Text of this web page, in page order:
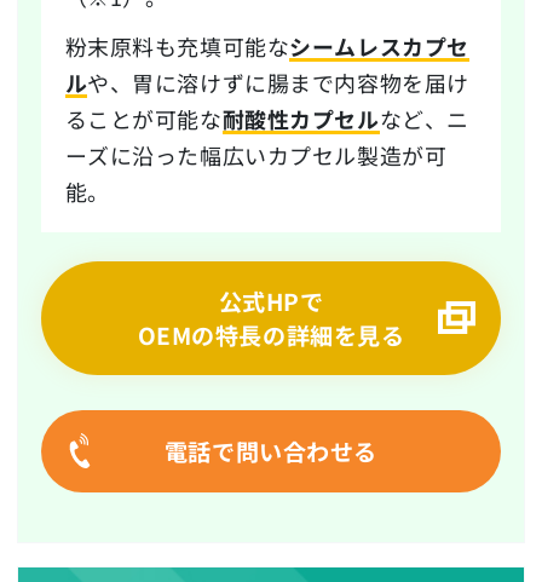
粉末原料も充填可能なシームレスカプセ
ルや、胃に溶けずに腸まで内容物を届け
ることが可能な耐酸性カプセルなど、ニ
ーズに沿った幅広いカプセル製造が可
能。
公式HPで
OEMの特長の詳細を見る
電話で問い合わせる